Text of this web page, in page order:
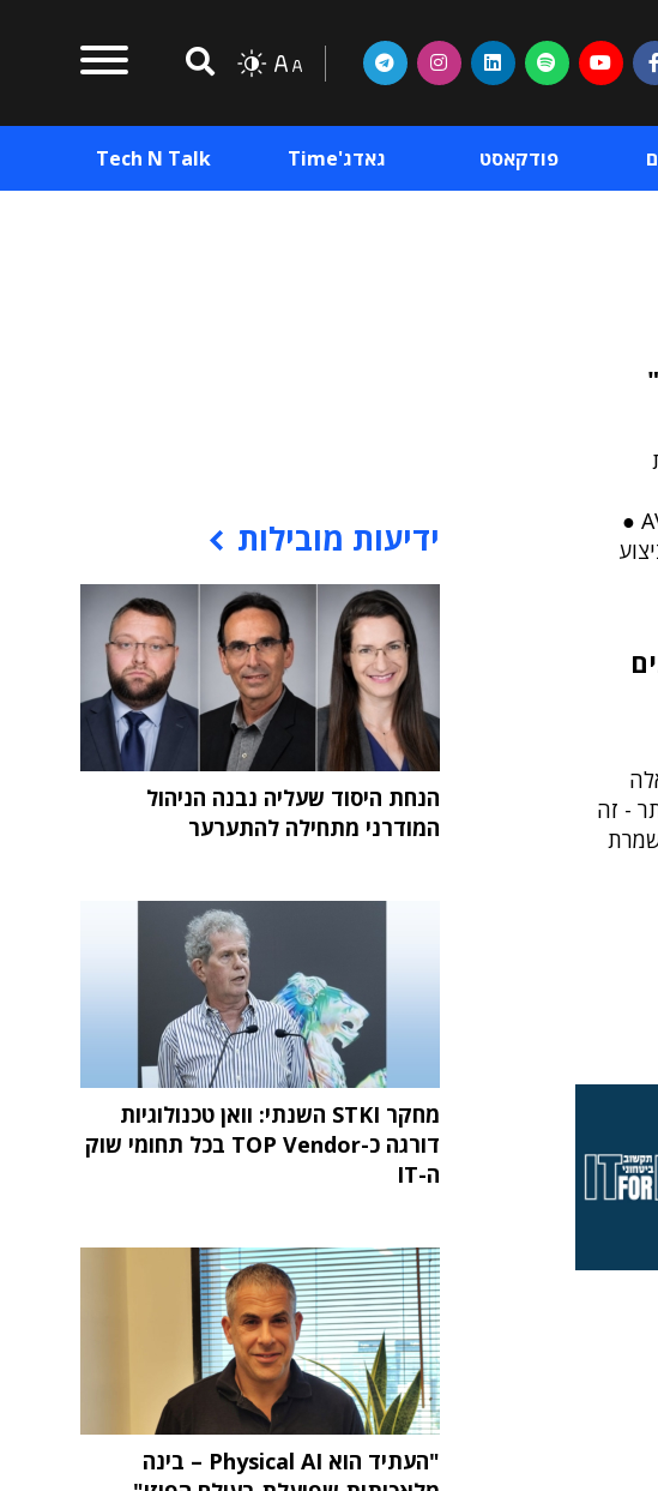
פודקאסט גאדג'Time Tech N Talk
business", כך אמר ברק גיל, סמנכ"ל הטכנולוגיות של AVB ●
- זה
ידיעות מובילות
הנחת היסוד שעליה נבנה הניהול
המודרני מתחילה להתערער
מחקר STKI השנתי: וואן טכנולוגיות
דורגה כ-TOP Vendor בכל תחומי שוק
ה-IT
"העתיד הוא Physical AI – בינה